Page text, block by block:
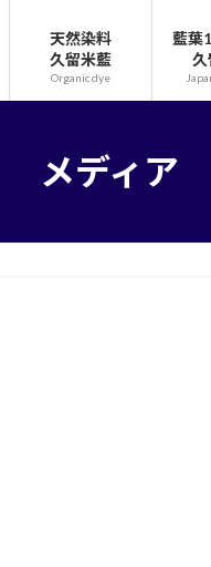
天然染料
久留米藍
Organic dye
藍葉
久
メディア